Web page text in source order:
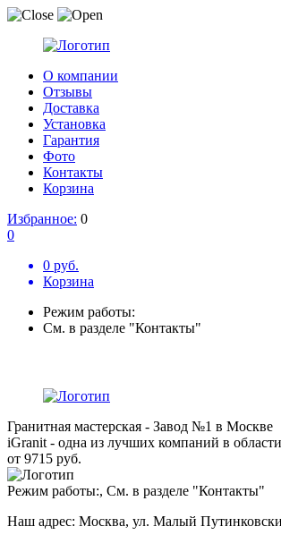
О компании
Отзывы
Доставка
Установка
Гарантия
Фото
Контакты
Корзина
Избранное: 0
0
0 руб.
Корзина
Режим работы:
См. в разделе "Контакты"
Гранитная мастерская - Завод №1 в Москве
iGranit - одна из лучших компаний в
от 9715 руб.
Режим работы:, См. в разделе "Контакты"
Наш адрес: Москва, ул. Малый